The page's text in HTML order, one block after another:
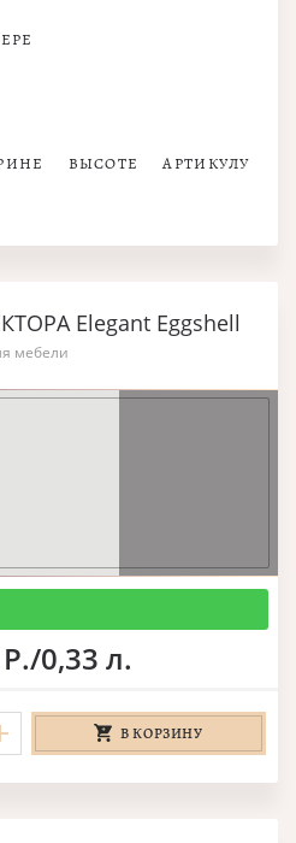
ВЫСОТЕ АРТИКУЛУ
Elegant Eggshell
мебели
0,33 л.
В КОРЗИНУ